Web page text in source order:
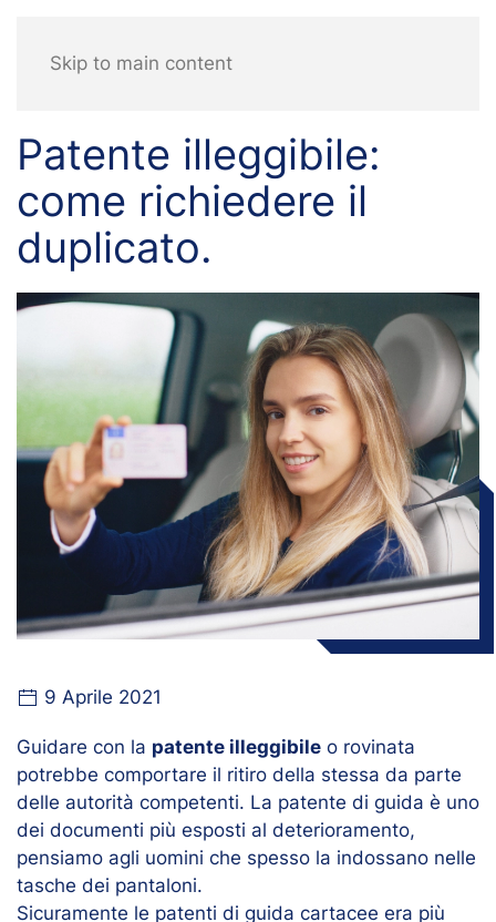
Skip to main content
Patente illeggibile:
come richiedere il
duplicato.
9 Aprile 2021
Guidare con la patente illeggibile o rovinata
potrebbe comportare il ritiro della stessa da parte
delle autorità competenti. La patente di guida è uno
dei documenti più esposti al deterioramento,
pensiamo agli uomini che spesso la indossano nelle
tasche dei pantaloni.
Sicuramente le patenti di guida cartacee era più